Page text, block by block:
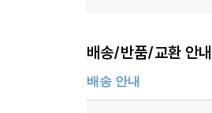
배송/반품/교환 안내
배송 안내